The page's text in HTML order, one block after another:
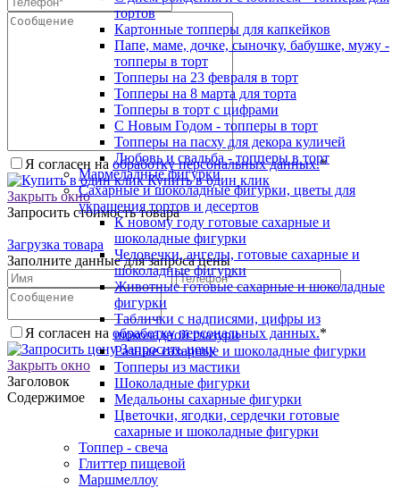
тортов
Картонные топперы для капкейков
Папе, маме, дочке, сыночку, бабушке, мужу -
топперы в торт
Топперы на 23 февраля в торт
Топперы на 8 марта для торта
Топперы в торт с цифрами
С Новым Годом - топперы в торт
Топперы на пасху для декора куличей
Любовь и свадьба - топперы в торт
Мармеладные фигурки
Сахарные и шоколадные фигурки, цветы для
украшения тортов и десертов
К новому году готовые сахарные и
шоколадные фигурки
Человечки, ангелы, готовые сахарные и
шоколадные фигурки
Животные готовые сахарные и шоколадные
фигурки
Таблички с надписями, цифры из
шоколадной глазури
Разные сахарные и шоколадные фигурки
Топперы из мастики
Шоколадные фигурки
Медальоны сахарные фигурки
Цветочки, ягодки, сердечки готовые
сахарные и шоколадные фигурки
Топпер - свеча
Глиттер пищевой
Маршмеллоу
Я согласен на обработку персональных данных.*
Купить в один клик
Закрыть окно
Запросить стоимость товара
Загрузка товара
Заполните данные для запроса цены
Я согласен на обработку персональных данных.*
Запросить цену
Закрыть окно
Заголовок
Содержимое